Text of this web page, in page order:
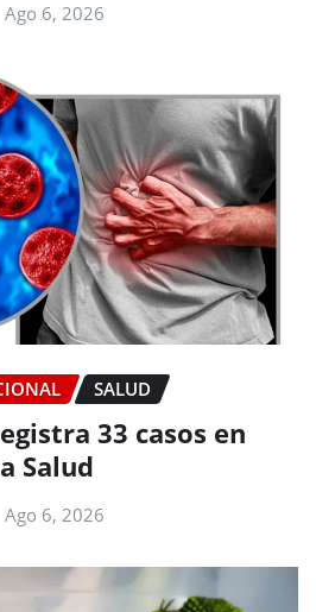
Ago 6, 2026
SALUD
33 casos en
Salud
Ago 6, 2026